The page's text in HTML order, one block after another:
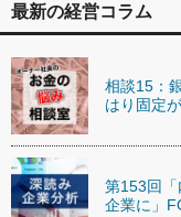
最新の経営コラム
相談15：
はり固定
第153回
企業に」